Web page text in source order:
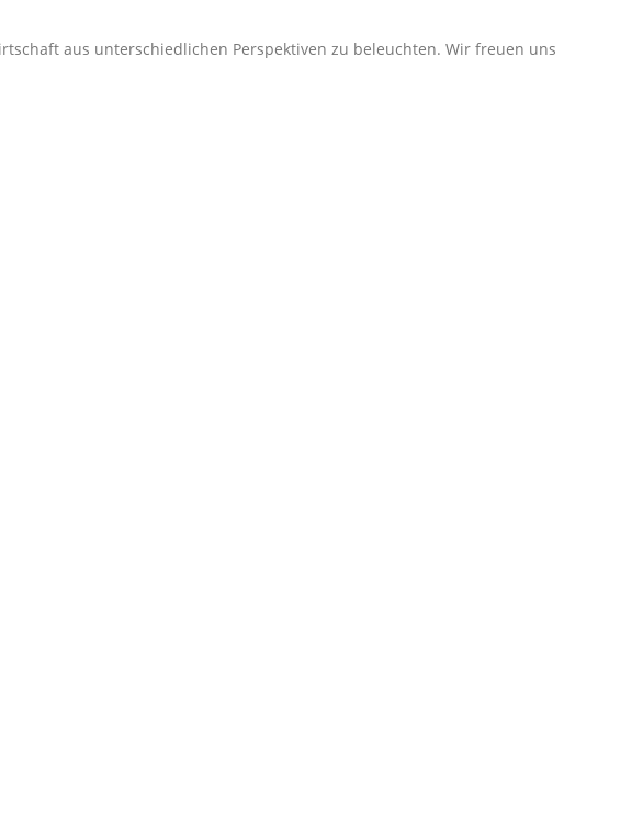
aus unterschiedlichen Perspektiven zu beleuchten. Wir freuen uns